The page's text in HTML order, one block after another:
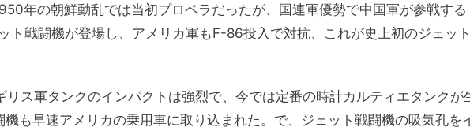
年の朝鮮動乱では当初プロペラだったが、国連軍優勢で中国軍が参戦する
ト戦闘機が登場し、アメリカ軍もF-86投入で対抗、これが史上初のジェッ
リス軍タンクのインパクトは強烈で、今では定番の時計カルティエタンクが
機も早速アメリカの乗用車に取り込まれた。で、ジェット戦闘機の吸気孔を